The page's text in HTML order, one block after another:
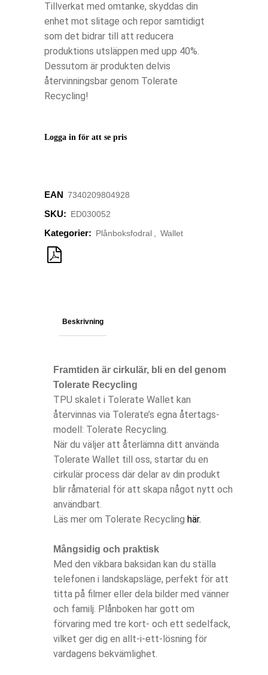
Tillverkat med omtanke, skyddas din
enhet mot slitage och repor samtidigt
som det bidrar till att reducera
produktions utsläppen med upp 40%.
Dessutom är produkten delvis
återvinningsbar genom Tolerate
Recycling!
Logga in för att se pris
EAN ‌7340209804928
SKU: ED030052
Kategorier: Plånboksfodral , Wallet
Beskrivning
Framtiden är cirkulär, bli en del genom
Tolerate Recycling
TPU skalet i Tolerate Wallet kan
återvinnas via Tolerate’s egna återtags-
modell: Tolerate Recycling.
När du väljer att återlämna ditt använda
Tolerate Wallet till oss, startar du en
cirkulär process där delar av din produkt
blir råmaterial för att skapa något nytt och
användbart.
Läs mer om Tolerate Recycling här.
Mångsidig och praktisk
Med den vikbara baksidan kan du ställa
telefonen i landskapsläge, perfekt för att
titta på filmer eller dela bilder med vänner
och familj. Plånboken har gott om
förvaring med tre kort- och ett sedelfack,
vilket ger dig en allt-i-ett-lösning för
vardagens bekvämlighet.